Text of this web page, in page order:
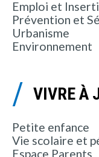
Emploi et
Prévention et
Urbanisme
Environnement
VIVRE À
Petite enfance
Vie scolaire et
Espace Parents